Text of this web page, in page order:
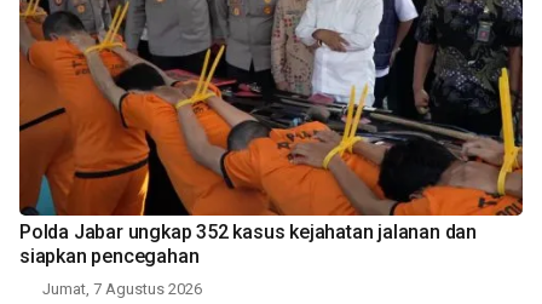
Polda Jabar ungkap 352 kasus kejahatan jalanan dan
siapkan pencegahan
Jumat, 7 Agustus 2026